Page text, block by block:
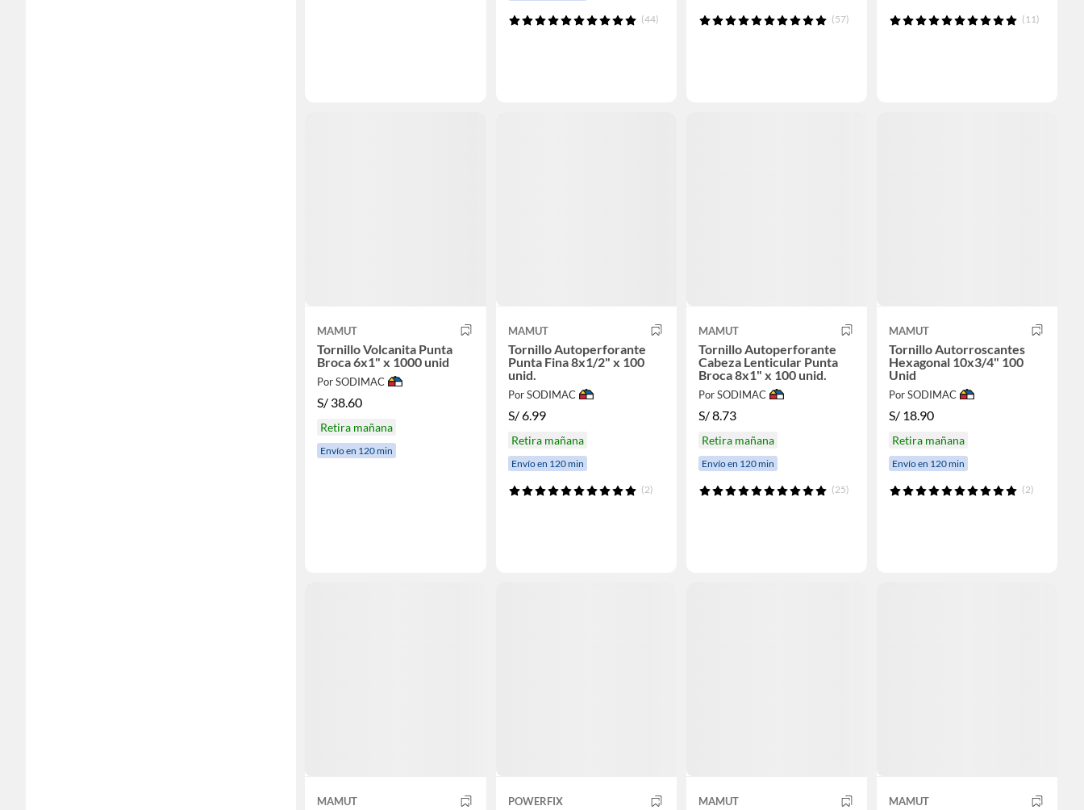
(44) (57) (11)
MAMUT
Tornillo Volcanita Punta
Broca 6x1" x 1000 unid
Por SODIMAC
S/ 38.60
Retira mañana
Envío en 120 min
MAMUT
Tornillo Autoperforante
Punta Fina 8x1/2" x 100
unid.
Por SODIMAC
S/6.99
Retira mañana
Envío en 120 min
(2)
MAMUT
Tornillo Autoperforante
Cabeza Lenticular Punta
Broca 8x1" x 100 unid.
Por SODIMAC
S/8.73
Retira mañana
Envío en 120 min
(25)
MAMUT
Tornillo Autorroscantes
Hexagonal 10x3/4" 100
Unid
Por SODIMAC
S/ 18.90
Retira mañana
Envío en 120 min
(2)
MAMUT POWERFIX MAMUT MAMUT